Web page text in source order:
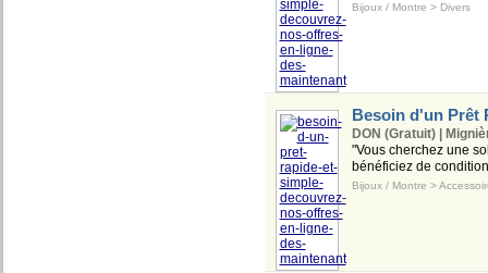
Bijoux / Montre > Divers
Besoin d'un Prêt
DON (Gratuit) |
"Vous cherchez une
bénéficiez de
Bijoux / Montre >